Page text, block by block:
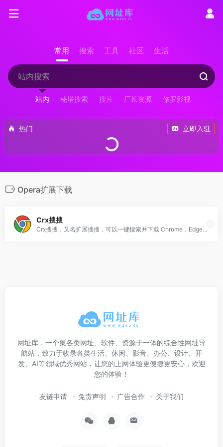
常用 搜索 工具 社区 生活
站内 秘塔搜索 搜片 厂长资源 修罗影视
热门 立即入驻
Opera扩展下载
Crx搜搜
Crx搜搜，又名扩展搜搜，可以一键搜索并下载 Chrome，Edge，Firefox，Opera 扩展程序 crx/xpi 安装包和 Microsoft Store 应用程序，并可以将插件安装到 Chrome浏览器，Edge浏览器，QQ浏览器，360浏览器，搜狗浏览器，火狐浏览器等 90+ 款浏览器中。解决无法直接访问 Chrome 应用商店的问题。
网址库，一个集各类网址、软件、资源于一体的综合性网址导
航站，致力于收录各类生活、休闲、影音、办公、设计、开
发、AI等领域优秀网站，让您的上网体验更便捷更安心，欢迎
您的体验！
友链申请 免责声明 广告合作 关于我们